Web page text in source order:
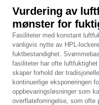
Vurdering av
mønster for
Fasiliteter med konstant
vanligvis nytte av HPL-
fuktbestandighet.
fasiliteter har ofte
skaper forhold der
kontinuerlige eksponeringen
oppbevaringsløsninger som
overflateforringelse, som ofte